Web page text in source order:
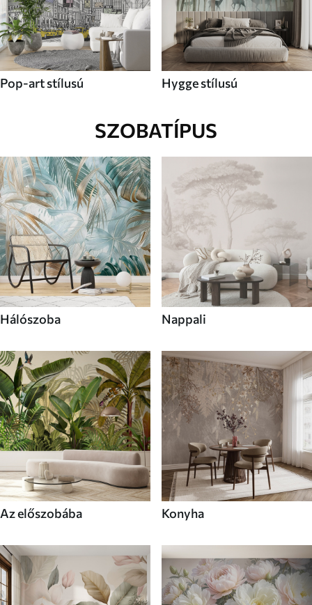
Pop-art stílusú Hygge stílusú
SZOBATÍPUS
Hálószoba Nappali
Az előszobába Konyha